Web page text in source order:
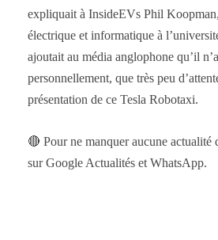
expliquait à InsideEVs Phil
électrique et informatique à
ajoutait au média anglophone qu’il
personnellement, que très peu
présentation de ce Tesla Robotaxi.
🔴 Pour ne manquer aucune actualité
sur Google Actualités et WhatsApp.